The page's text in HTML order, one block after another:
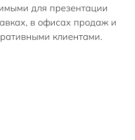
для презентации
в офисах продаж и
клиентами.